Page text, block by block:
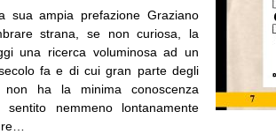
sua ampia prefazione Graziano
strana, se non curiosa, la
una ricerca voluminosa ad un
fa e di cui gran parte degli
ha la minima conoscenza
nemmeno lontanamente